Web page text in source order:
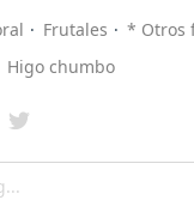
Frutales * Otros
Higo chumbo